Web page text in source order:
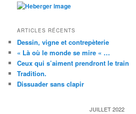
ARTICLES RÉCENTS
Dessin, vigne et contrepèterie
« Là où le monde se mire « …
Ceux qui s’aiment prendront le train
Tradition.
Dissuader sans clapir
JUILLET 2022